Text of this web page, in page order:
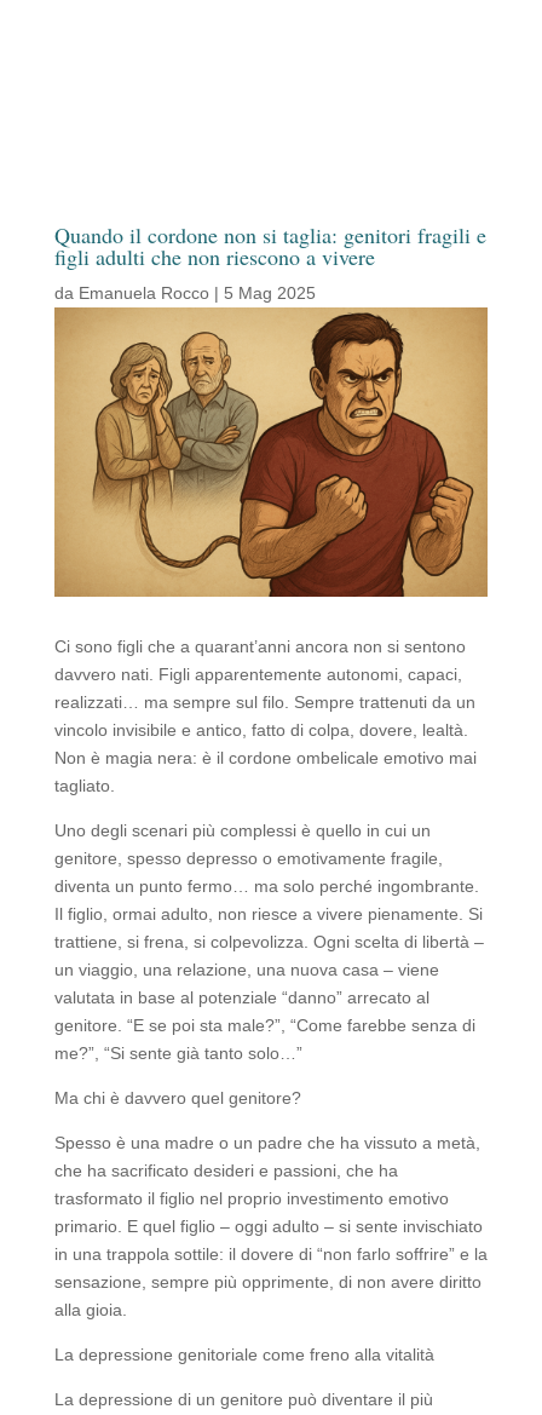
Quando il cordone non si taglia: genitori fragili e
figli adulti che non riescono a vivere
da Emanuela Rocco| 5 Mag 2025
Ci sono figli che a quarant’anni ancora non si sentono
davvero nati. Figli apparentemente autonomi, capaci,
realizzati… ma sempre sul filo. Sempre trattenuti da un
vincolo invisibile e antico, fatto di colpa, dovere, lealtà.
Non è magia nera: è il cordone ombelicale emotivo mai
tagliato.
Uno degli scenari più complessi è quello in cui un
genitore, spesso depresso o emotivamente fragile,
diventa un punto fermo… ma solo perché ingombrante.
Il figlio, ormai adulto, non riesce a vivere pienamente. Si
trattiene, si frena, si colpevolizza. Ogni scelta di libertà –
un viaggio, una relazione, una nuova casa – viene
valutata in base al potenziale “danno” arrecato al
genitore. “E se poi sta male?”, “Come farebbe senza di
me?”, “Si sente già tanto solo…”
Ma chi è davvero quel genitore?
Spesso è una madre o un padre che ha vissuto a metà,
che ha sacrificato desideri e passioni, che ha
trasformato il figlio nel proprio investimento emotivo
primario. E quel figlio – oggi adulto – si sente invischiato
in una trappola sottile: il dovere di “non farlo soffrire” e la
sensazione, sempre più opprimente, di non avere diritto
alla gioia.
La depressione genitoriale come freno alla vitalità
La depressione di un genitore può diventare il più